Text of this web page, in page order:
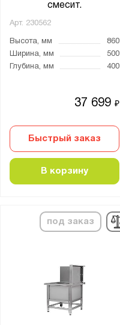
смесит.
Арт. 230562
Высота, мм
860
Ширина, мм
500
Глубина, мм
400
37 699₽
Быстрый заказ
В корзину
под заказ